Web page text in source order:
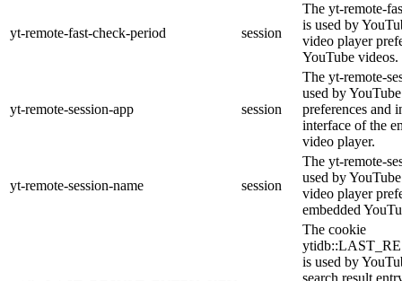
yt-remote-fast-check-period session
The yt-remote-
is used by
video player
YouTube videos.
yt-remote-session-app session
The yt-remote-
used by
preferences and
interface of the
video player.
yt-remote-session-name session
The yt-remote-
used by
video player
embedded
The cookie
is used by